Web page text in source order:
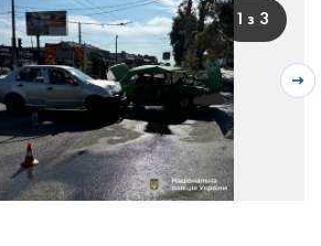
1 з 3